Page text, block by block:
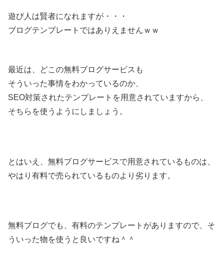
遊び人は賢者になれますが・・・
ブログテンプレートではありえませんｗｗ
最近は、どこの無料ブログサービスも
そういった事情をわかっているのか、
SEO対策されたテンプレートを用意されていますから、
そちらを使うようにしましょう。
とはいえ、無料ブログサービスで用意されているものは、
やはり有料で売られているものより劣ります。
無料ブログでも、有料のテンプレートがありますので、そ
ういった物を使うと良いですね＾＾